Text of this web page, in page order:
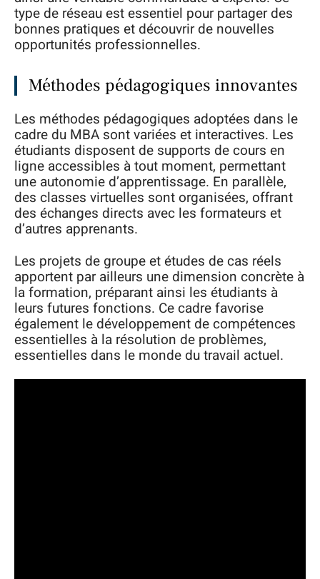
type de réseau est essentiel pour partager des
bonnes pratiques et découvrir de nouvelles
opportunités professionnelles.
Méthodes pédagogiques innovantes
Les méthodes pédagogiques adoptées dans le
cadre du MBA sont variées et interactives. Les
étudiants disposent de supports de cours en
ligne accessibles à tout moment, permettant
une autonomie d’apprentissage. En parallèle,
des classes virtuelles sont organisées, offrant
des échanges directs avec les formateurs et
d’autres apprenants.
Les projets de groupe et études de cas réels
apportent par ailleurs une dimension concrète à
la formation, préparant ainsi les étudiants à
leurs futures fonctions. Ce cadre favorise
également le développement de compétences
essentielles à la résolution de problèmes,
essentielles dans le monde du travail actuel.